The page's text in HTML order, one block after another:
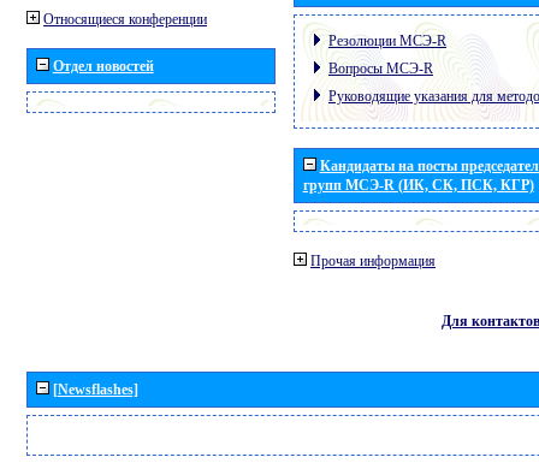
Относящиеся конференции
Отдел новостей
Резолюции МСЭ-R
Вопросы МСЭ-R
Руководящие указания для
Кандидаты на посты
групп МСЭ-R (ИК, СК, ПСК, КГР)
Прочая информация
Для контактов
[Newsflashes]